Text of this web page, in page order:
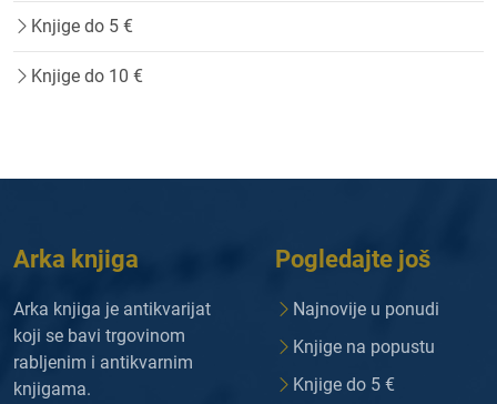
Knjige do 5 €
Knjige do 10 €
Arka knjiga
Arka knjiga je antikvarijat
koji se bavi trgovinom
rabljenim i antikvarnim
knjigama.
Pogledajte još
Najnovije u ponudi
Knjige na popustu
Knjige do 5 €